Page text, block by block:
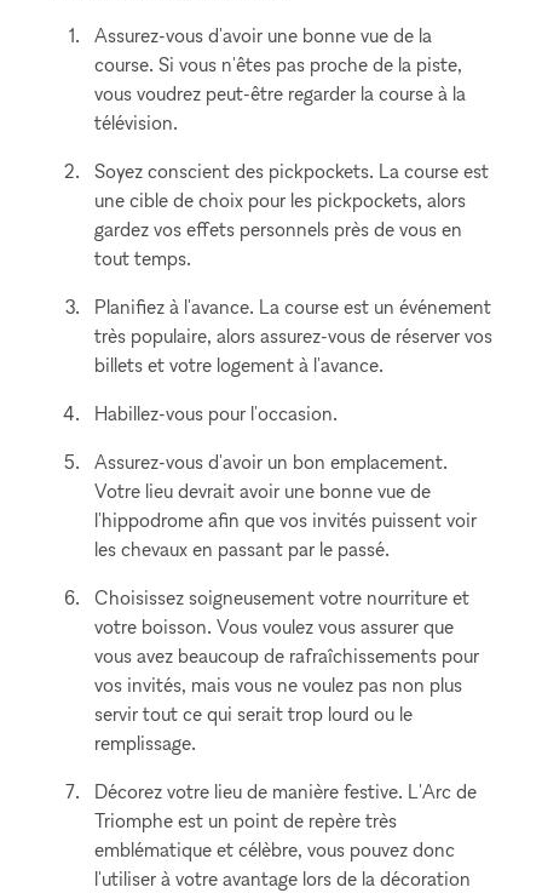
Assurez-vous d'avoir une bonne vue de la
course. Si vous n'êtes pas proche de la piste,
vous voudrez peut-être regarder la course à la
télévision.
Soyez conscient des pickpockets. La course est
une cible de choix pour les pickpockets, alors
gardez vos effets personnels près de vous en
tout temps.
Planifiez à l'avance. La course est un événement
très populaire, alors assurez-vous de réserver vos
billets et votre logement à l'avance.
Habillez-vous pour l'occasion.
Assurez-vous d'avoir un bon emplacement.
Votre lieu devrait avoir une bonne vue de
l'hippodrome afin que vos invités puissent voir
les chevaux en passant par le passé.
Choisissez soigneusement votre nourriture et
votre boisson. Vous voulez vous assurer que
vous avez beaucoup de rafraîchissements pour
vos invités, mais vous ne voulez pas non plus
servir tout ce qui serait trop lourd ou le
remplissage.
Décorez votre lieu de manière festive. L'Arc de
Triomphe est un point de repère très
emblématique et célèbre, vous pouvez donc
l'utiliser à votre avantage lors de la décoration